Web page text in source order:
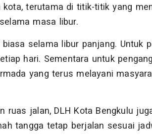
terutama di titik-titik yang
masa libur.
selama libur panjang. Untuk
hari. Sementara untuk
yang terus melayani
ruas jalan, DLH Kota Bengkulu
tangga tetap berjalan sesuai